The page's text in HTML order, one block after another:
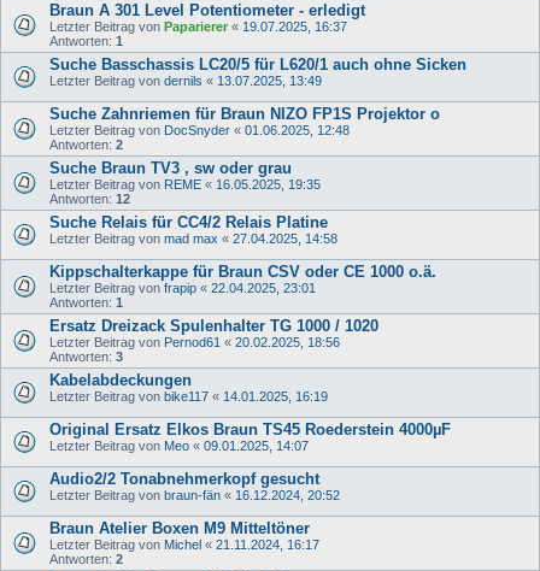
Braun A 301 Level Potentiometer - erledigt
Letzter Beitrag von Paparierer « 19.07.2025, 16:37
Antworten: 1
Suche Basschassis LC20/5 für L620/1 auch ohne Sicken
Letzter Beitrag von dernils « 13.07.2025, 13:49
Suche Zahnriemen für Braun NIZO FP1S Projektor o
Letzter Beitrag von DocSnyder « 01.06.2025, 12:48
Antworten: 2
Suche Braun TV3 , sw oder grau
Letzter Beitrag von REME « 16.05.2025, 19:35
Antworten: 12
Suche Relais für CC4/2 Relais Platine
Letzter Beitrag von mad max « 27.04.2025, 14:58
Kippschalterkappe für Braun CSV oder CE 1000 o.ä.
Letzter Beitrag von frapip « 22.04.2025, 23:01
Antworten: 1
Ersatz Dreizack Spulenhalter TG 1000 / 1020
Letzter Beitrag von Pernod61 « 20.02.2025, 18:56
Antworten: 3
Kabelabdeckungen
Letzter Beitrag von bike117 « 14.01.2025, 16:19
Original Ersatz Elkos Braun TS45 Roederstein 4000µF
Letzter Beitrag von Meo « 09.01.2025, 14:07
Audio2/2 Tonabnehmerkopf gesucht
Letzter Beitrag von braun-fän « 16.12.2024, 20:52
Braun Atelier Boxen M9 Mitteltöner
Letzter Beitrag von Michel « 21.11.2024, 16:17
Antworten: 2